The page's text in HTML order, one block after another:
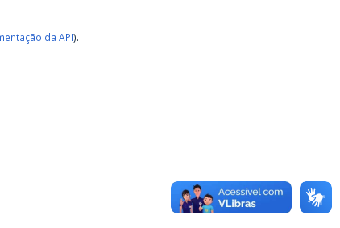
da API).